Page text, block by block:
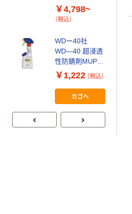
ＳＧ（潤滑防錆
剤）
￥4,798~
（税込）
WDー40社
WD―40 超浸透
性防錆剤MUPス
プレー容器(アプ
リケーター)
WDSPA 1本
467-8550（直送
品）
￥1,222 （税込）
カゴへ